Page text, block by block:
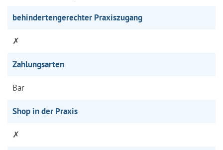
behindertengerechter Praxiszugang
✗
Zahlungsarten
Bar
Shop in der Praxis
✗